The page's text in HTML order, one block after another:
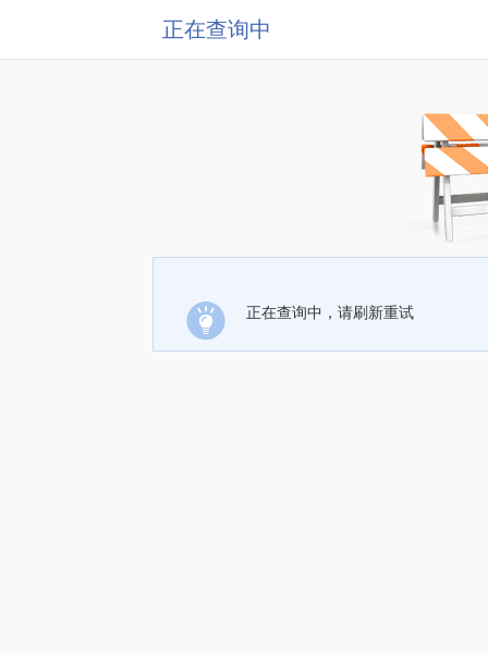
正在查询中
正在查询中，请刷新重试